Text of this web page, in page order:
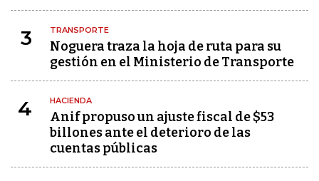
3 TRANSPORTE
Noguera traza la hoja de ruta para su
gestión en el Ministerio de Transporte
4 HACIENDA
Anif propuso un ajuste fiscal de $53
billones ante el deterioro de las
cuentas públicas